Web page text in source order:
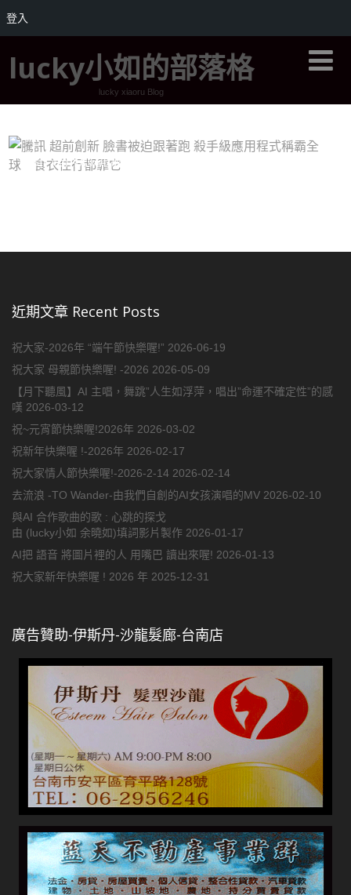
lucky小如的部落格
lucky xiaoru Blog
騰訊 超前創新 臉書被迫跟著跑 殺手級應用程式
稱霸全球 食衣住行都靠它
近期文章 Recent Posts
祝大家-2026年 “端午節快樂喔!” 2026-06-19
祝大家 母親節快樂喔! -2026 2026-05-09
【月下聽風】AI 主唱，舞跳”人生如浮萍，唱出”命運不確定性”的感
嘆 2026-03-12
祝~元宵節快樂喔!2026年 2026-03-02
祝新年快樂喔 !-2026年 2026-02-17
祝大家情人節快樂喔!-2026-2-14 2026-02-14
去流浪 -TO Wander-由我們自創的AI女孩演唱的MV 2026-02-10
與AI 合作歌曲的歌 : 心跳的探戈
由 (lucky小如 余曉如)填詞影片製作 2026-01-17
AI把 語音 將圖片裡的人 用嘴巴 讀出來喔! 2026-01-13
祝大家新年快樂喔 ! 2026 年 2025-12-31
廣告贊助-伊斯丹-沙龍髮廊-台南店
登入